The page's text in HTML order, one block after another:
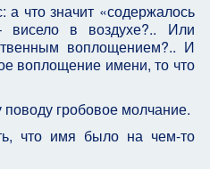
а что значит «содержалось
в воздухе?.. Или
воплощением?.. И
воплощение имени, то что
гробовое молчание.
что имя было на чем-то